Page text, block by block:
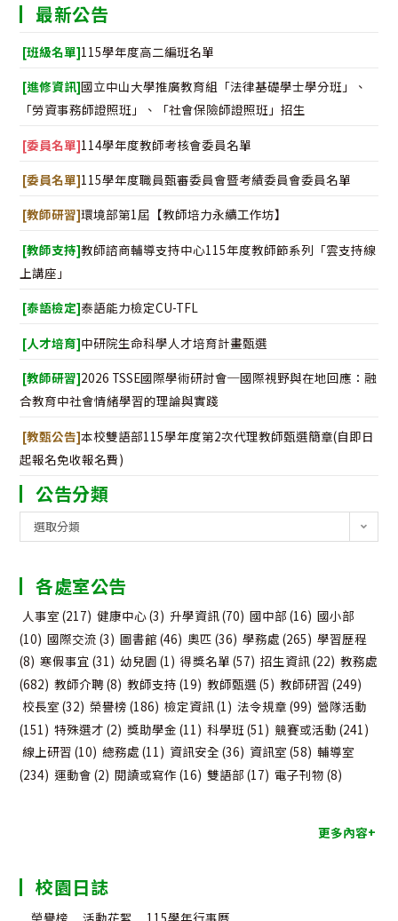
最新公告
[班級名單]115學年度高二編班名單
[進修資訊]國立中山大學推廣教育組「法律基礎學士學分班」、
「勞資事務師證照班」、「社會保險師證照班」招生
[委員名單]114學年度教師考核會委員名單
[委員名單]115學年度職員甄審委員會暨考績委員會委員名單
[教師研習]環境部第1屆【教師培力永續工作坊】
[教師支持]教師諮商輔導支持中心115年度教師節系列「雲支持線
上講座」
[泰語檢定]泰語能力檢定CU-TFL
[人才培育]中研院生命科學人才培育計畫甄選
[教師研習]2026 TSSE國際學術研討會─國際視野與在地回應：融
合教育中社會情緒學習的理論與實踐
[教甄公告]本校雙語部115學年度第2次代理教師甄選簡章(自即日
起報名免收報名費)
公告分類
告
類
選取分類
各處室公告
人事室 (217) 健康中心(3) 升學資訊(70) 國中部 (16) 國小部
(10) 國際交流 (3) 圖書館 (46) 奧匹 (36) 學務處 (265) 學習歷程
(8) 寒假事宜 (31) 幼兒園 (1) 得獎名單 (57) 招生資訊(22) 教務處
(682) 教師介聘(8) 教師支持 (19) 教師甄選 (5) 教師研習 (249)
校長室 (32) 榮譽榜 (186) 檢定資訊(1) 法令規章 (99) 營隊活動
(151) 特殊選才 (2) 獎助學金 (11) 科學班 (51) 競賽或活動 (241)
線上研習 (10) 總務處 (11) 資訊安全 (36) 資訊室 (58) 輔導室
(234) 運動會 (2) 閱讀或寫作 (16) 雙語部 (17) 電子刊物 (8)
更多內容+
校園日誌